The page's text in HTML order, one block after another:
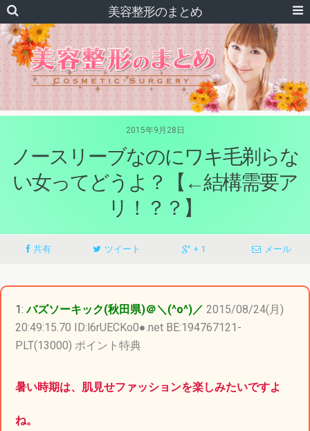
美容整形のまとめ
2015年9月28日
ノースリーブなのにワキ毛剃らな
い女ってどうよ？【←結構需要ア
リ！？？】
共有 ツイート + 1 メール
1:バズソーキック(秋田県)＠＼(^o^)／ 2015/08/24(月)
20:49:15.70 ID:l6rUECKo0●.net BE:194767121-
PLT(13000) ポイント特典
暑い時期は、肌見せファッションを楽しみたいですよ
ね。